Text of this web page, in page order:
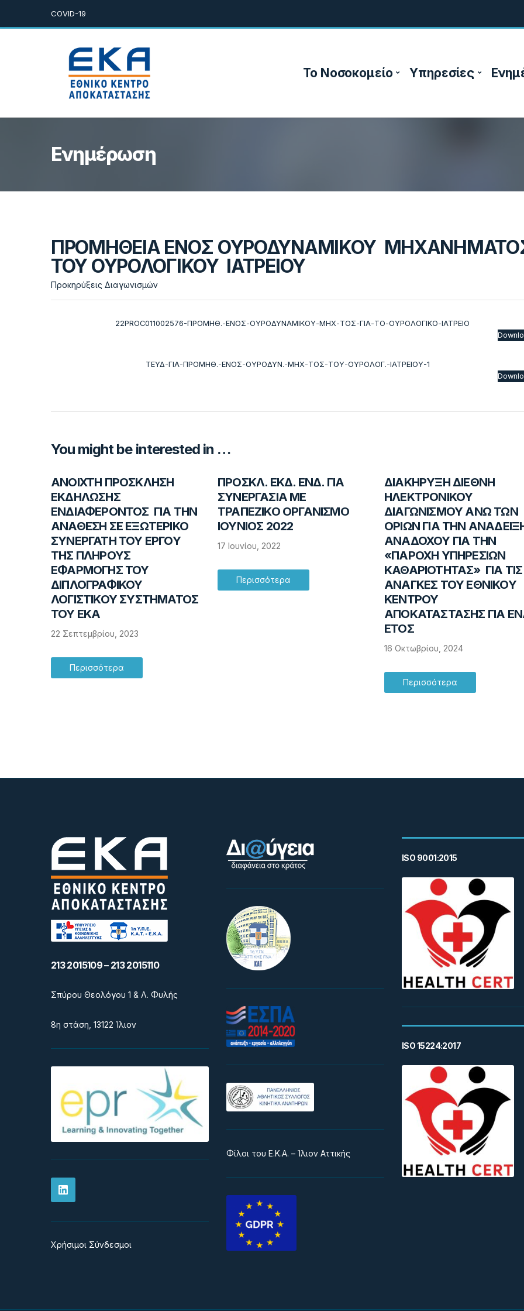
COVID-19
Το Νοσοκομείο Υπηρεσίες
Ενημέρωση
ΠΡΟΜΗΘΕΙΑ ΕΝΟΣ ΟΥΡΟΔΥΝΑΜΙΚΟΥ
ΤΟΥ ΟΥΡΟΛΟΓΙΚΟΥ ΙΑΤΡΕΙΟΥ
Προκηρύξεις Διαγωνισμών
22PROC011002576-ΠΡΟΜΗΘ.-ΕΝΟΣ-ΟΥΡΟΔΥΝΑΜΙΚΟΥ-ΜΗΧ-ΤΟΣ-ΓΙΑ-ΤΟ-ΟΥΡΟΛΟΓΙΚΟ-ΙΑΤΡΕΙΟ
ΤΕΥΔ-ΓΙΑ-ΠΡΟΜΗΘ.-ΕΝΟΣ-ΟΥΡΟΔΥΝ.-ΜΗΧ-ΤΟΣ-ΤΟΥ-ΟΥΡΟΛΟΓ.-ΙΑΤΡΕΙΟΥ-1
You might be interested in …
ANOIXTH ΠΡΟΣΚΛΗΣΗ
ΕΚΔΗΛΩΣΗΣ
ΕΝΔΙΑΦΕΡΟΝΤΟΣ ΓΙΑ ΤΗΝ
ΑΝΑΘΕΣΗ ΣΕ ΕΞΩΤΕΡΙΚΟ
ΣΥΝΕΡΓΑΤΗ ΤΟΥ ΕΡΓΟΥ
ΤΗΣ ΠΛΗΡΟΥΣ
ΕΦΑΡΜΟΓΗΣ ΤΟΥ
ΔΙΠΛΟΓΡΑΦΙΚΟΥ
ΛΟΓΙΣΤΙΚΟΥ ΣΥΣΤΗΜΑΤΟΣ
ΤΟΥ ΕΚΑ
22 Σεπτεμβρίου, 2023
Περισσότερα
ΠΡΟΣΚΛ. ΕΚΔ. ΕΝΔ. ΓΙΑ
ΣΥΝΕΡΓΑΣΙΑ ΜΕ
ΤΡΑΠΕΖΙΚΟ ΟΡΓΑΝΙΣΜΟ
ΙΟΥΝΙΟΣ 2022
17 Ιουνίου, 2022
Περισσότερα
ΔΙΑΚΗΡΥΞΗ ΔΙΕΘΝΗ
ΗΛΕΚΤΡΟΝΙΚΟΥ
ΔΙΑΓΩΝΙΣΜΟΥ ΑΝΩ ΤΩΝ
ΟΡΙΩΝ ΓΙΑ ΤΗΝ
ΑΝΑΔΟΧΟΥ ΓΙΑ ΤΗΝ
«ΠΑΡΟΧΗ ΥΠΗΡΕΣΙΩΝ
ΚΑΘΑΡΙΟΤΗΤΑΣ» ΓΙΑ ΤΙΣ
ΑΝΑΓΚΕΣ ΤΟΥ ΕΘΝΙΚΟΥ
ΚΕΝΤΡΟΥ
ΑΠΟΚΑΤΑΣΤΑΣΗΣ ΓΙΑ
ΕΤΟΣ
16 Οκτωβρίου, 2024
Περισσότερα
213 2015109 – 213 2015110
Σπύρου Θεολόγου 1 & Λ. Φυλής
8η στάση, 13122 Ίλιον
Χρήσιμοι Σύνδεσμοι
Φίλοι του Ε.Κ.Α. – Ίλιον Αττικής
ISO 9001:2015
ISO 15224:2017